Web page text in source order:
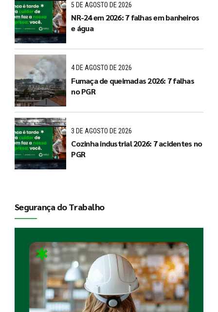
5 DE AGOSTO DE 2026
NR-24 em 2026: 7 falhas em banheiros
e água
4 DE AGOSTO DE 2026
Fumaça de queimadas 2026: 7 falhas
no PGR
3 DE AGOSTO DE 2026
Cozinha industrial 2026: 7 acidentes no
PGR
Segurança do Trabalho